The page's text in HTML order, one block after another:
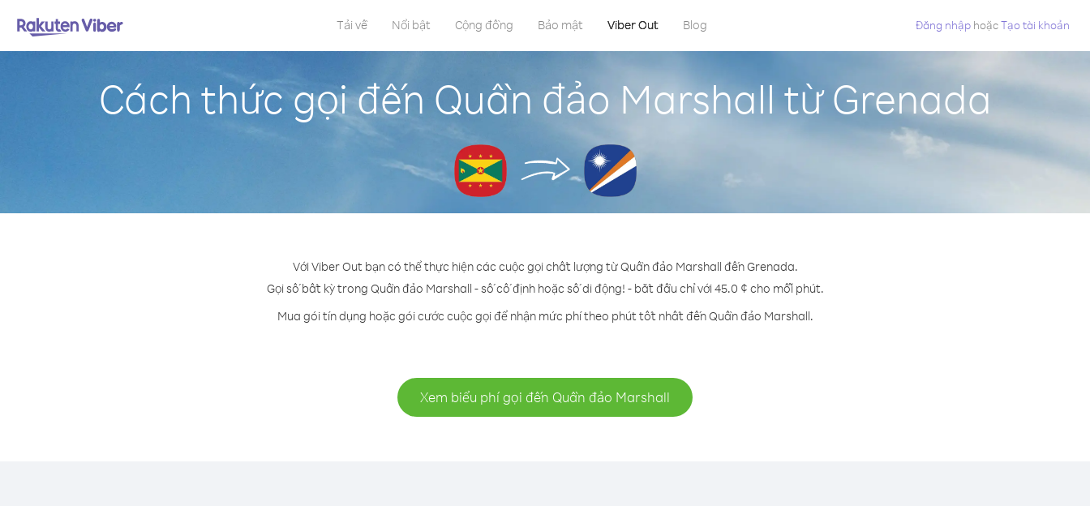
Tải về Nổi bật Cộng đồng Bảo mật Viber Out Blog Đăng nhập hoặcTạo tài khoản
Cách thức gọi đến Quần đảo Marshall từ Grenada
Với Viber Out bạn có thể thực hiện các cuộc gọi chất lượng từ Quần đảo Marshall đến Grenada.
Gọi số bất kỳ trong Quần đảo Marshall - số cố định hoặc số di động! - bắt đầu chỉ với 45.0 ¢ cho mỗi phút.
Mua gói tín dụng hoặc gói cước cuộc gọi để nhận mức phí theo phút tốt nhất đến Quần đảo Marshall.
Xem biểu phí gọi đến Quần đảo Marshall